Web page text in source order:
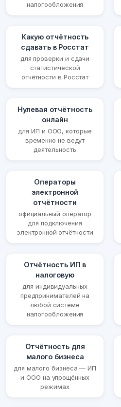
налогообложения
Какую отчётность
сдавать в Росстат
для проверки и сдачи
статистической
отчётности в Росстат
Нулевая отчётность
онлайн
для ИП и ООО, которые
временно не ведут
деятельность
Операторы
электронной
отчётности
официальный оператор
для подключения
электронной отчётности
Отчётность ИП в
налоговую
для индивидуальных
предпринимателей на
любой системе
налогообложения
Отчётность для
малого бизнеса
для малого бизнеса — ИП
и ООО на упрощённых
режимах